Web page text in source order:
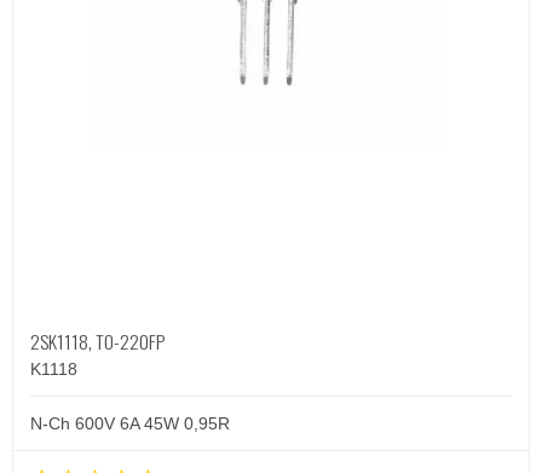
2SK1118, TO-220FP
K1118
N-Ch 600V 6A 45W 0,95R